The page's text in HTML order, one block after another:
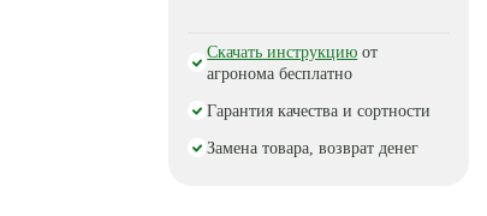
Скачать инструкцию от
агронома бесплатно
Гарантия качества и сортности
Замена товара, возврат денег